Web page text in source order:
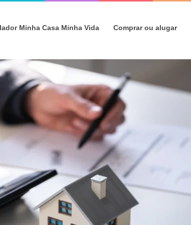
Minha Casa Minha Vida Comprar ou alugar